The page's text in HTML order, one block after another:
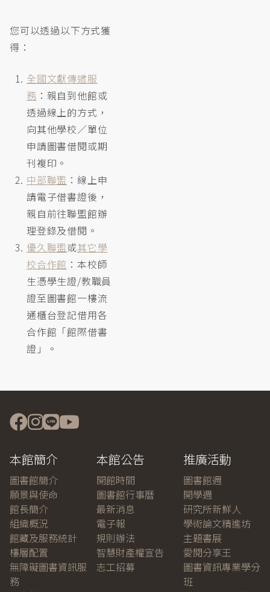
您可以透過以下方式獲
得：
全國文獻傳遞服
務 ：親自到他館或
透過線上的方式，
向其他學校／單位
申請圖書借閱或期
刊複印。
中部聯盟 ：線上申
請電子借書證後，
親自前往聯盟館辦
理登錄及借閱。
優久聯盟或其它學
校合作館 ：本校師
生憑學生證/教職員
證至圖書館一樓流
通櫃台登記借用各
合作館「館際借書
證」。
本館簡介
圖書館簡介
願景與使命
館長簡介
組織概況
館藏及服務統計
樓層配置
無障礙圖書資訊服
務
本館公告
開館時間
圖書館行事曆
最新消息
電子報
規則辦法
智慧財產權宣告
志工招募
推廣活動
圖書館週
開學週
研究所新鮮人
學術論文精進坊
主題書展
愛閱分享王
圖書資訊專業學分
班